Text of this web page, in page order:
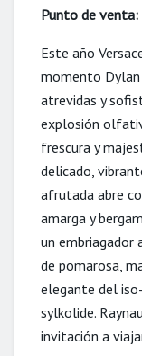
Punto de venta:
Este año
momento Dylan
atrevidas y
explosión
frescura y
delicado,
afrutada abre
amarga y
un embriagador
de pomarosa,
elegante del
sylkolide.
invitación a